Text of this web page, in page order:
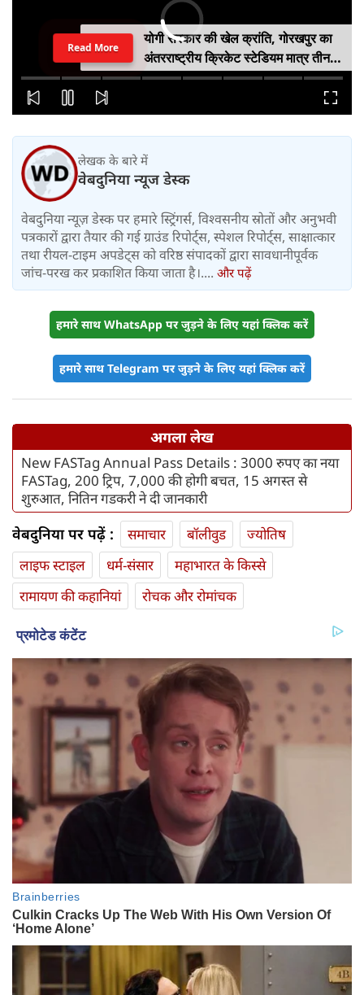
योगी सरकार की खेल क्रांति, गोरखपुर का
अंतरराष्ट्रीय क्रिकेट स्टेडियम मात्र तीन
Read More
लेखक के बारे में
वेबदुनिया न्यूज डेस्क
वेबदुनिया न्यूज़ डेस्क पर हमारे स्ट्रिंगर्स, विश्वसनीय स्रोतों और अनुभवी
पत्रकारों द्वारा तैयार की गई ग्राउंड रिपोर्ट्स, स्पेशल रिपोर्ट्स, साक्षात्कार
तथा रीयल-टाइम अपडेट्स को वरिष्ठ संपादकों द्वारा सावधानीपूर्वक
जांच-परख कर प्रकाशित किया जाता है।.... और पढ़ें
हमारे साथ WhatsApp पर जुड़ने के लिए यहां क्लिक करें
हमारे साथ Telegram पर जुड़ने के लिए यहां क्लिक करें
अगला लेख
New FASTag Annual Pass Details : 3000 रुपए का नया
FASTag, 200 ट्रिप, 7,000 की होगी बचत, 15 अगस्त से
शुरुआत, नितिन गडकरी ने दी जानकारी
वेबदुनिया पर पढ़ें : समाचार बॉलीवुड
ज्योतिष
लाइफ स्‍टाइल
धर्म-संसार
महाभारत के किस्से
रामायण की कहानियां
रोचक और रोमांचक